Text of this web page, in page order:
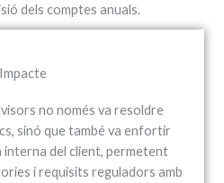
dels comptes anuals.
Impacte
no només va resoldre
sinó que també va enfortir
interna del client, permetent
i requisits reguladors amb